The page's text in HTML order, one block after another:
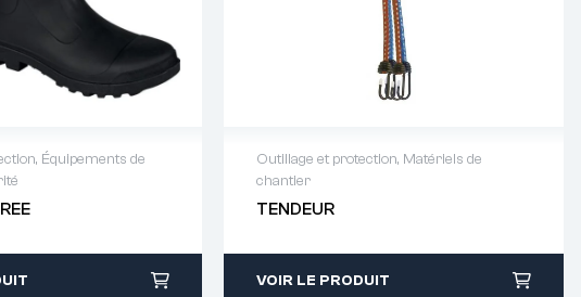
, Équipements de
devis : 01 64 88 93
Outillage et protection, Matériels de
chantier
TENDEUR
Demande de devis : 01 64 88 93
38
VOIR LE PRODUIT